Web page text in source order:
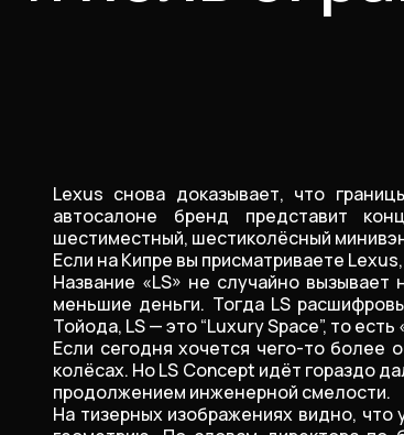
Lexus снова доказывает, что
автосалоне бренд представит
шестиместный, шестиколёсный
Если на Кипре вы присматриваете
Название «LS» не случайно
меньшие деньги. Тогда LS
Тойода, LS — это “Luxury Space”, то
Если сегодня хочется чего-то более
колёсах. Но LS Concept идёт гораздо
продолжением инженерной смелости.
На тизерных изображениях видно,